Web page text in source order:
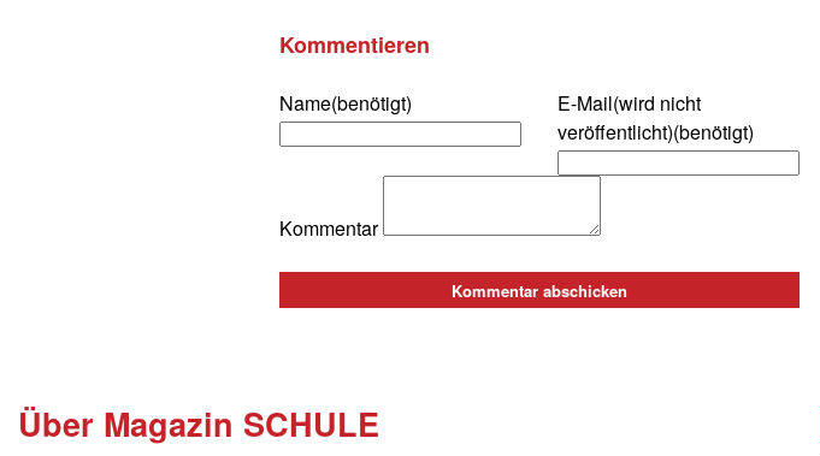
Kommentieren
Name(benötigt)
E-Mail(wird nicht
veröffentlicht)(benötigt)
Kommentar
Über Magazin SCHULE